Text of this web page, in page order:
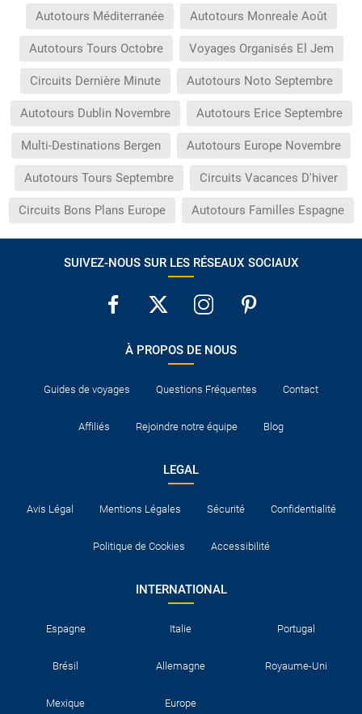
Autotours Méditerranée Autotours Monreale Août
Autotours Tours Octobre Voyages Organisés El Jem
Circuits Dernière Minute Autotours Noto Septembre
Autotours Dublin Novembre Autotours Erice Septembre
Multi-Destinations Bergen Autotours Europe Novembre
Autotours Tours Septembre Circuits Vacances D'hiver
Circuits Bons Plans Europe Autotours Familles Espagne
SUIVEZ-NOUS SUR LES RÉSEAUX SOCIAUX
À PROPOS DE NOUS
Guides de voyages Questions Fréquentes Contact
Affiliés Rejoindre notre équipe Blog
LEGAL
Avis Légal Mentions Légales Sécurité Confidentialité
Politique de Cookies Accessibilité
INTERNATIONAL
Espagne Italie Portugal
Brésil Allemagne Royaume-Uni
Mexique Europe